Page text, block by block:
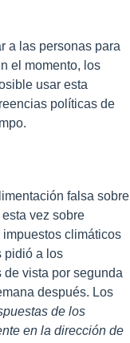
a las personas para
el momento, los
usar esta
políticas de
falsa sobre
vez sobre
climáticos
pidió a los
vista por segunda
después. Los
de los
en la dirección de